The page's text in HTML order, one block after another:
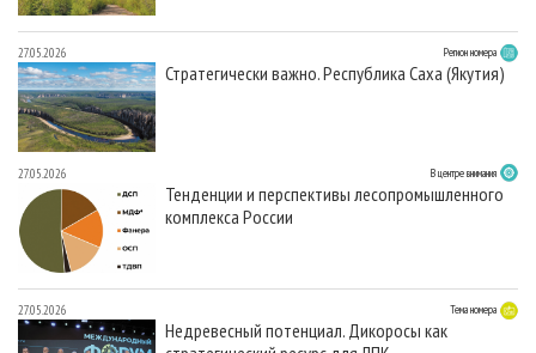
27.05.2026 Регион номера
Стратегически важно. Республика Саха (Якутия)
27.05.2026 В центре внимания
Тенденции и перспективы лесопромышленного
комплекса России
27.05.2026 Тема номера
Недревесный потенциал. Дикоросы как